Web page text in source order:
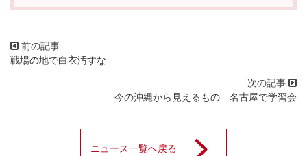
戦場の地で白衣汚すな
今の沖縄から見えるもの 名古屋で学習会
ニュース一覧へ戻る